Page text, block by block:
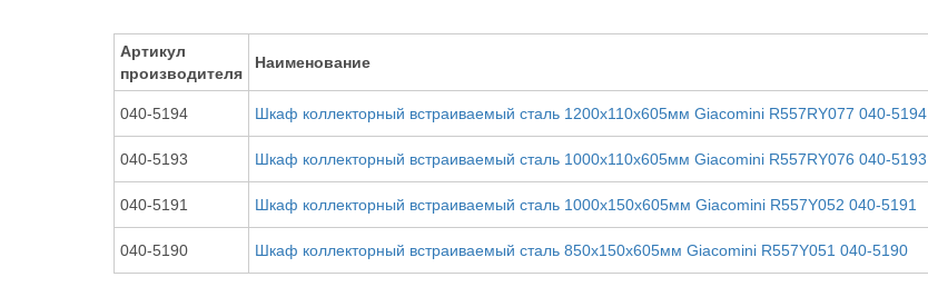
Артикул
производителя
Наименование
040-5194 Шкаф коллекторный встраиваемый сталь 1200х110х605мм Giacomini R557RY077 040-5194
040-5193 Шкаф коллекторный встраиваемый сталь 1000х110х605мм Giacomini R557RY076 040-5193
040-5191 Шкаф коллекторный встраиваемый сталь 1000х150х605мм Giacomini R557Y052 040-5191
040-5190 Шкаф коллекторный встраиваемый сталь 850х150х605мм Giacomini R557Y051 040-5190